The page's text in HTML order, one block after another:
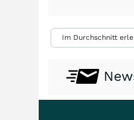
Im Durchschnitt